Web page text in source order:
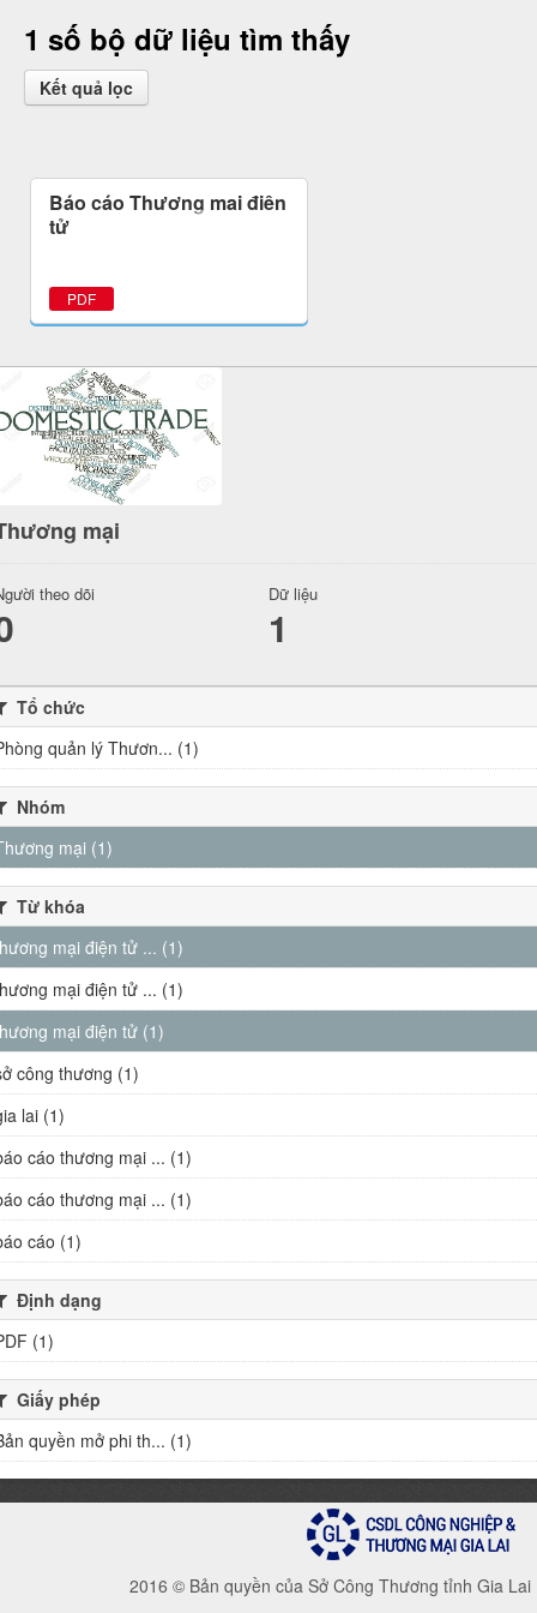
1 số bộ dữ liệu tìm thấy
Kết quả lọc
Báo cáo Thương mại điện
tử
PDF
mại
theo dõi Dữ liệu
1
Tổ chức
quản lý Thươn... (1)
Nhóm
mại (1)
Từ khóa
mại điện tử ... (1)
mại điện tử ... (1)
mại điện tử (1)
công thương (1)
lai (1)
cáo thương mại ... (1)
cáo thương mại ... (1)
cáo (1)
Định dạng
(1)
Giấy phép
quyền mở phi th... (1)
2016 © Bản quyền của Sở Công Thương tỉnh Gia Lai